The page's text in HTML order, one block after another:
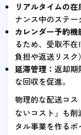
リアルタイムの在
ナンス中のステー
カレンダー予約機
るため、受取不
負担や返送リスク
延滞管理： 返却期
な回収を促進。
物理的な配送コ
ないコスト」も
タル事業を作るポ